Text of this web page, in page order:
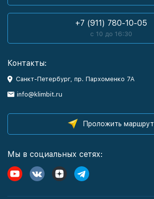
+7 (911) 780-10-05
с 10 до 16:30
Контакты:
Санкт-Петербург, пр. Пархоменко 7А
info@klimbit.ru
Проложить маршрут
Мы в социальных сетях: